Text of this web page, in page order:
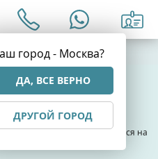
город - Москва?
ДА, ВСЕ ВЕРНО
ДРУГОЙ ГОРОД
в определенной зоне
быть стационарными,
случае модель фиксируется на